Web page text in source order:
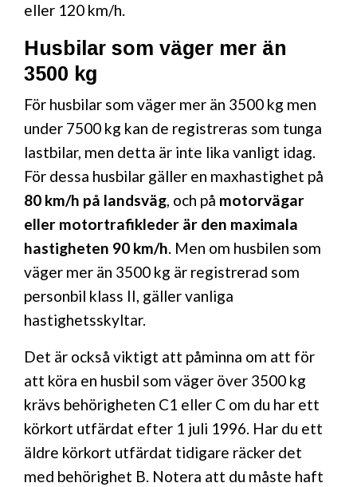
eller 120 km/h.
Husbilar som väger mer än
3500 kg
För husbilar som väger mer än 3500 kg men
under 7500 kg kan de registreras som tunga
lastbilar, men detta är inte lika vanligt idag.
För dessa husbilar gäller en maxhastighet på
80 km/h på landsväg, och på motorvägar
eller motortrafikleder är den maximala
hastigheten 90 km/h. Men om husbilen som
väger mer än 3500 kg är registrerad som
personbil klass II, gäller vanliga
hastighetsskyltar.
Det är också viktigt att påminna om att för
att köra en husbil som väger över 3500 kg
krävs behörigheten C1 eller C om du har ett
körkort utfärdat efter 1 juli 1996. Har du ett
äldre körkort utfärdat tidigare räcker det
med behörighet B. Notera att du måste haft